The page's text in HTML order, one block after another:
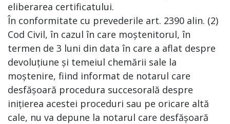
eliberarea certificatului.
În conformitate cu prevederile art. 2390 alin. (2)
Cod Civil, în cazul în care moștenitorul, în
termen de 3 luni din data în care a aflat despre
devoluțiune și temeiul chemării sale la
moștenire, fiind informat de notarul care
desfășoară procedura succesorală despre
inițierea acestei proceduri sau pe oricare altă
cale, nu va depune la notarul care desfășoară